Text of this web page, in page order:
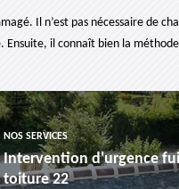
Il n’est pas nécessaire de
il connaît bien la
NOS SERVICES
Intervention d'urgence
toiture 22